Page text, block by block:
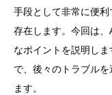
手段として非常に便
存在します。今回は
なポイントを説明し
で、後々のトラブル
ます。